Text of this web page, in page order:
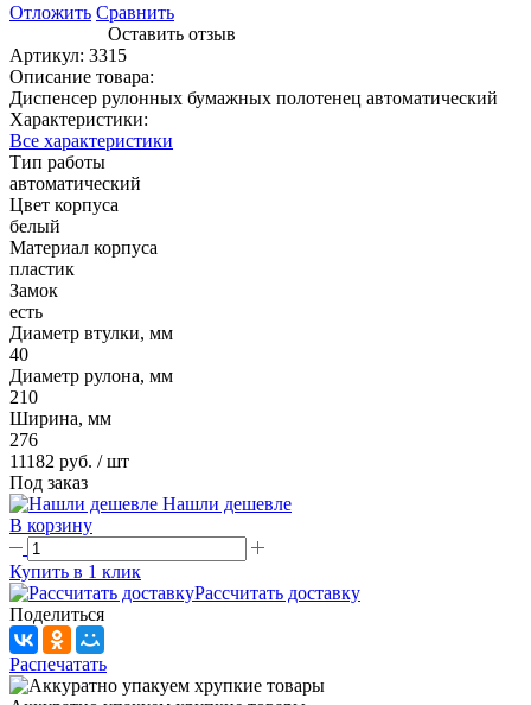
Отложить Сравнить
Оставить отзыв
Артикул: 3315
Описание товара:
Диспенсер рулонных бумажных полотенец автоматический
Характеристики:
Все характеристики
Тип работы
автоматический
Цвет корпуса
белый
Материал корпуса
пластик
Замок
есть
Диаметр втулки, мм
40
Диаметр рулона, мм
210
Ширина, мм
276
11182 руб. / шт
Под заказ
Нашли дешевле
В корзину
Купить в 1 клик
Рассчитать доставку
Поделиться
Распечатать